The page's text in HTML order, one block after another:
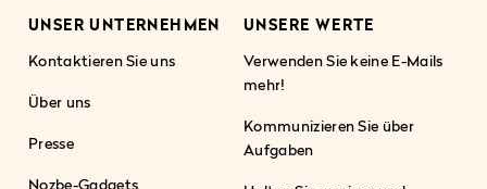
UNSER UNTERNEHMEN
Kontaktieren Sie uns
Über uns
Presse
Nozbe-Gadgets
UNSERE WERTE
Verwenden Sie keine E-Mails
mehr!
Kommunizieren Sie über
Aufgaben